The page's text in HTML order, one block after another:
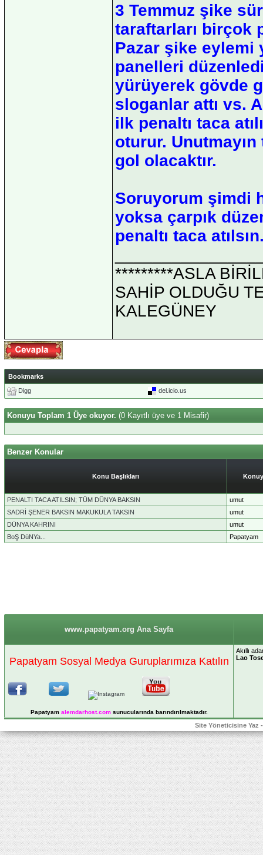
3 Temmuz şike
taraftarları birçok
Pazar şike eylemi
panelleri
yürüyerek gövde
sloganlar attı vs.
ilk penaltı taca
oturur.
gol olacaktır.
Soruyorum şimdi
yoksa çarpık
penaltı taca
*********ASLA
SAHİP OLDUĞU
KALEGÜNEY
Bookmarks
Digg
del.icio.us
Konuyu Toplam 1 Üye okuyor. (0 Kayıtlı üye ve 1 Misafir)
Benzer Konular
Konu Başlıkları
PENALTI TACA ATILSIN; TÜM DÜNYA BAKSIN
umut
SADRİ ŞENER BAKSIN MAKUKULA TAKSIN
umut
DÜNYA KAHRINI
umut
BoŞ DüNYa...
Papatyam
www.papatyam.org Ana Sayfa
Papatyam Sosyal Medya Guruplarımıza Katılın
Papatyam alemdarhost.comsunucularında barındırılmaktadır.
Akıllı
Lao
Site Yöneticisine Yaz